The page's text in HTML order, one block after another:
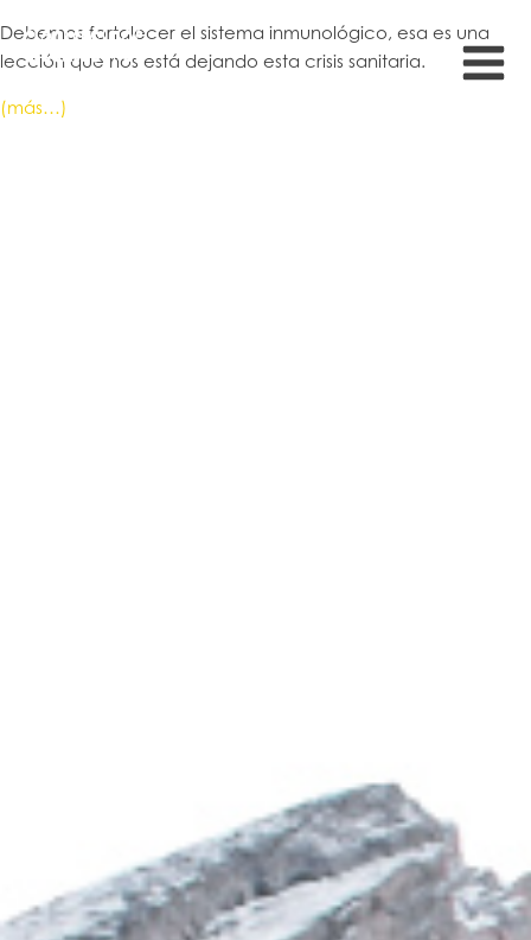
Debemos fortalecer el sistema inmunológico, esa es una
lección que nos está dejando esta crisis sanitaria.
(más…)